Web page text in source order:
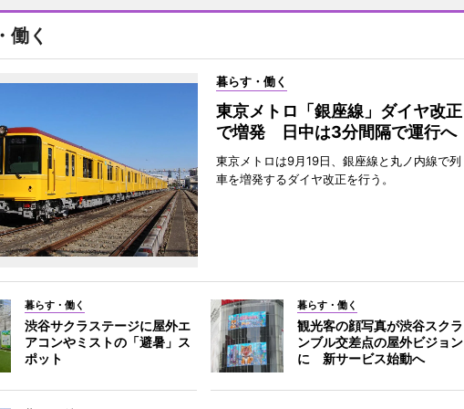
働く
暮らす・働く
東京メトロ「銀座線」ダイヤ改正
で増発 日中は3分間隔で運行へ
東京メトロは9月19日、銀座線と丸ノ内線で列
車を増発するダイヤ改正を行う。
暮らす・働く
渋谷サクラステージに屋外エ
アコンやミストの「避暑」ス
ポット
暮らす・働く
観光客の顔写真が渋谷スクラ
ンブル交差点の屋外ビジョン
に 新サービス始動へ